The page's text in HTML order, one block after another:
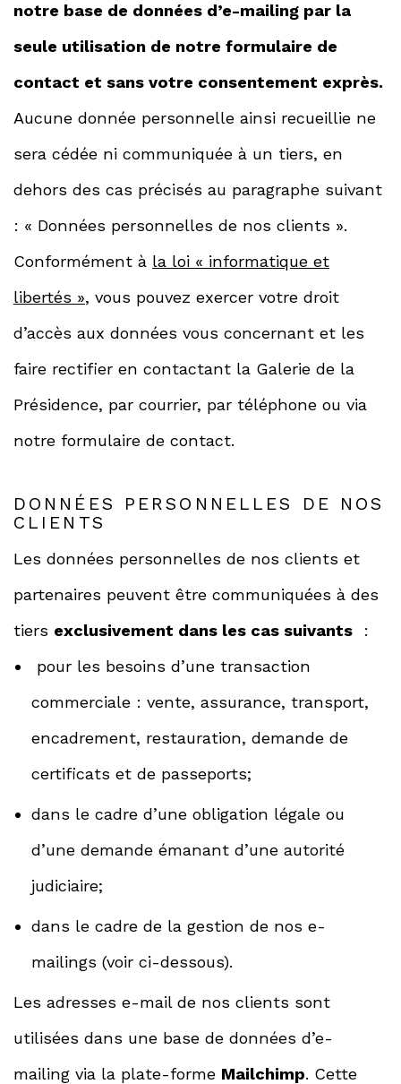
notre base de données d’e-mailing par la
seule utilisation de notre formulaire de
contact et sans votre consentement exprès.
Aucune donnée personnelle ainsi recueillie ne
sera cédée ni communiquée à un tiers, en
dehors des cas précisés au paragraphe suivant
: « Données personnelles de nos clients ».
Conformément à la loi « informatique et
libertés », vous pouvez exercer votre droit
d’accès aux données vous concernant et les
faire rectifier en contactant la Galerie de la
Présidence, par courrier, par téléphone ou via
notre formulaire de contact.
DONNÉES PERSONNELLES DE NOS
CLIENTS
Les données personnelles de nos clients et
partenaires peuvent être communiquées à des
tiers exclusivement dans les cas suivants :
pour les besoins d’une transaction
commerciale : vente, assurance, transport,
encadrement, restauration, demande de
certificats et de passeports;
dans le cadre d’une obligation légale ou
d’une demande émanant d’une autorité
judiciaire;
dans le cadre de la gestion de nos e-
mailings (voir ci-dessous).
Les adresses e-mail de nos clients sont
utilisées dans une base de données d’e-
mailing via la plate-forme Mailchimp. Cette